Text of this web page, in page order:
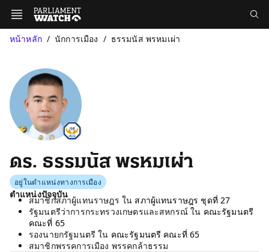
หน้าหลัก นักการเมือง ธรรมนัส พรหมเผ่า
ดร. ธรรมนัส พรหมเผ่า
อยู่ในตำแหน่งทางการเมือง
ตำแหน่งปัจจุบัน
สมาชิกสภาผู้แทนราษฎร ใน สภาผู้แทนราษฎร ชุดที่ 27
รัฐมนตรีว่าการกระทรวงเกษตรและสหกรณ์ ใน คณะรัฐมนตรี
คณะที่ 65
รองนายกรัฐมนตรี ใน คณะรัฐมนตรี คณะที่ 65
สมาชิกพรรคการเมือง พรรคกล้าธรรม